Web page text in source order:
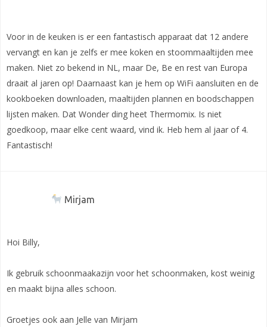
Voor in de keuken is er een fantastisch apparaat dat 12 andere
vervangt en kan je zelfs er mee koken en stoommaaltijden mee
maken. Niet zo bekend in NL, maar De, Be en rest van Europa
draait al jaren op! Daarnaast kan je hem op WiFi aansluiten en de
kookboeken downloaden, maaltijden plannen en boodschappen
lijsten maken. Dat Wonder ding heet Thermomix. Is niet
goedkoop, maar elke cent waard, vind ik. Heb hem al jaar of 4.
Fantastisch!
Mirjam
Hoi Billy,
Ik gebruik schoonmaakazijn voor het schoonmaken, kost weinig
en maakt bijna alles schoon.
Groetjes ook aan Jelle van Mirjam